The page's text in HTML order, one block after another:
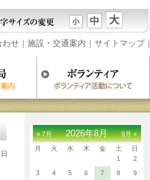
わせ ｜ 施設・交通案内 ｜ サイトマップ｜
« 7月 9月 »
2026年8月
月 火 水 木 金 土
日
1
2
3
4 5 6 7 8
9